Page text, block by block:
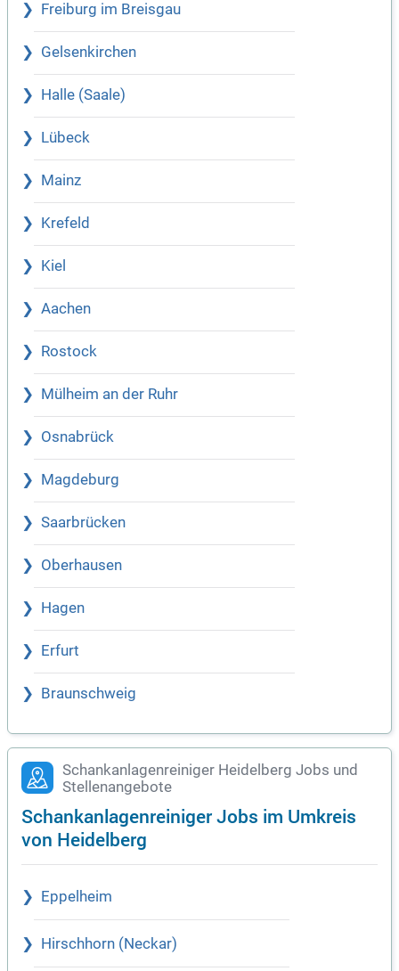
Freiburg im Breisgau
Gelsenkirchen
Halle (Saale)
Lübeck
Mainz
Krefeld
Kiel
Aachen
Rostock
Mülheim an der Ruhr
Osnabrück
Magdeburg
Saarbrücken
Oberhausen
Hagen
Erfurt
Braunschweig
Schankanlagenreiniger Heidelberg Jobs und
Stellenangebote
Schankanlagenreiniger Jobs im Umkreis
von Heidelberg
Eppelheim
Hirschhorn (Neckar)